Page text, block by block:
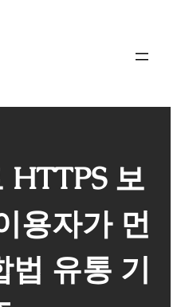
보
용자가 먼
법 유통 기